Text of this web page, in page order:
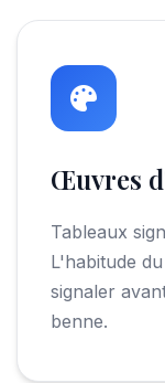
Œuvres
Tableaux
L'habitude
signaler
benne.